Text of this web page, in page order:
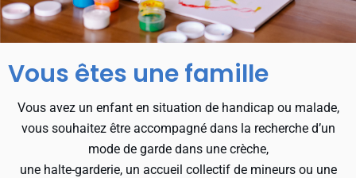
Vous êtes une famille
Vous avez un enfant en situation de handicap ou malade,
vous souhaitez être accompagné dans la recherche d’un
mode de garde dans une crèche,
une halte-garderie, un accueil collectif de mineurs ou une